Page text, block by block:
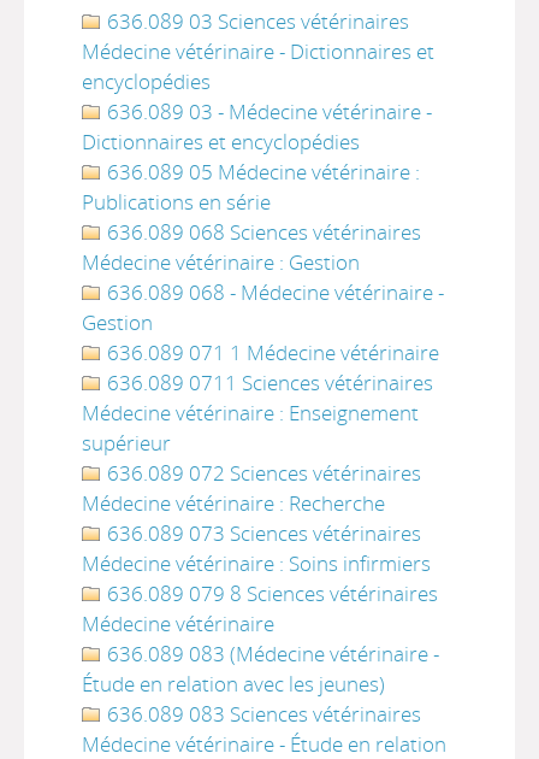
636.089 03 Sciences vétérinaires
Médecine vétérinaire - Dictionnaires et
encyclopédies
636.089 03 - Médecine vétérinaire -
Dictionnaires et encyclopédies
636.089 05 Médecine vétérinaire :
Publications en série
636.089 068 Sciences vétérinaires
Médecine vétérinaire : Gestion
636.089 068 - Médecine vétérinaire -
Gestion
636.089 071 1 Médecine vétérinaire
636.089 0711 Sciences vétérinaires
Médecine vétérinaire : Enseignement
supérieur
636.089 072 Sciences vétérinaires
Médecine vétérinaire : Recherche
636.089 073 Sciences vétérinaires
Médecine vétérinaire : Soins infirmiers
636.089 079 8 Sciences vétérinaires
Médecine vétérinaire
636.089 083 (Médecine vétérinaire -
Étude en relation avec les jeunes)
636.089 083 Sciences vétérinaires
Médecine vétérinaire - Étude en relation